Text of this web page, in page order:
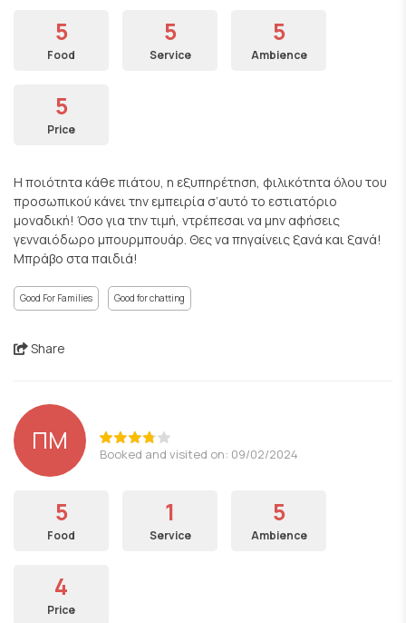
5
Food
5
Service
5
Ambience
5
Price
Η ποιότητα κάθε πιάτου, η εξυπηρέτηση, φιλικότητα όλου του
προσωπικού κάνει την εμπειρία σ’αυτό το εστιατόριο
μοναδική! Όσο για την τιμή, ντρέπεσαι να μην αφήσεις
γενναιόδωρο μπουρμπουάρ. Θες να πηγαίνεις ξανά και ξανά!
Μπράβο στα παιδιά!
Good For Families Good for chatting
Share
ΠΜ Booked and visited on: 09/02/2024
5
Food
1
Service
5
Ambience
4
Price